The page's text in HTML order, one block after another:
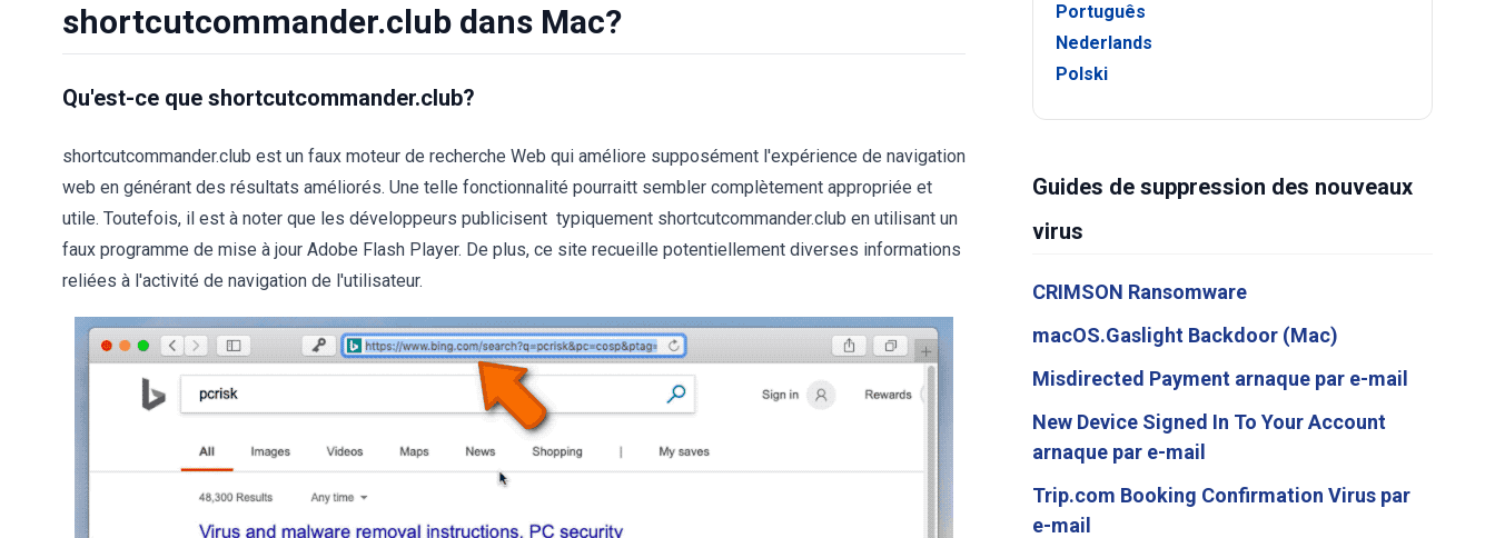
shortcutcommander.club dans Mac?
Qu'est-ce que shortcutcommander.club?
shortcutcommander.club est un faux moteur de recherche Web qui améliore supposément l'expérience de navigation
web en générant des résultats améliorés. Une telle fonctionnalité pourraitt sembler complètement appropriée et
utile. Toutefois, il est à noter que les développeurs publicisent typiquement shortcutcommander.club en utilisant un
faux programme de mise à jour Adobe Flash Player. De plus, ce site recueille potentiellement diverses informations
reliées à l'activité de navigation de l'utilisateur.
Português
Nederlands
Polski
Guides de suppression des nouveaux
virus
CRIMSON Ransomware
macOS.Gaslight Backdoor (Mac)
Misdirected Payment arnaque par e-mail
New Device Signed In To Your Account
arnaque par e-mail
Trip.com Booking Confirmation Virus par
e-mail